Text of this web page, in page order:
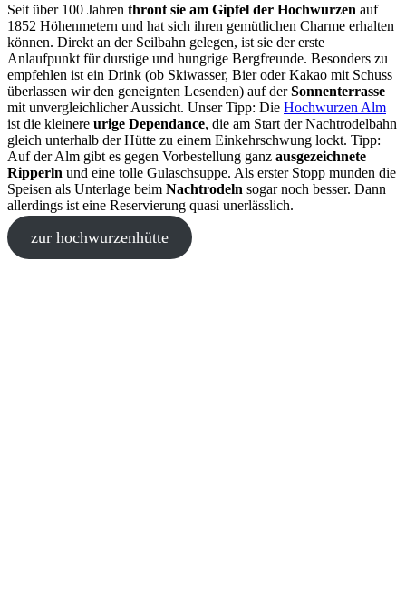
Seit über 100 Jahren thront sie am Gipfel der Hochwurzen auf
1852 Höhenmetern und hat sich ihren gemütlichen Charme erhalten
können. Direkt an der Seilbahn gelegen, ist sie der erste
Anlaufpunkt für durstige und hungrige Bergfreunde. Besonders zu
empfehlen ist ein Drink (ob Skiwasser, Bier oder Kakao mit Schuss
überlassen wir den geneignten Lesenden) auf derSonnenterrasse
mit unvergleichlicher Aussicht. Unser Tipp: Die Hochwurzen Alm
ist die kleinere urige Dependance, die am Start der Nachtrodelbahn
gleich unterhalb der Hütte zu einem Einkehrschwung lockt. Tipp:
Auf der Alm gibt es gegen Vorbestellung ganz ausgezeichnete
Ripperln und eine tolle Gulaschsuppe. Als erster Stopp munden die
Speisen als Unterlage beim Nachtrodeln sogar noch besser. Dann
allerdings ist eine Reservierung quasi unerlässlich.
zur hochwurzenhütte